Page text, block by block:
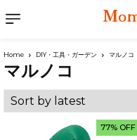
Home DIY・工具・ガーデン マルノコ
マルノコ
77% OFF